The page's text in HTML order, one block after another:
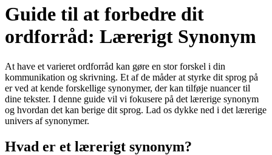
Guide til at forbedre dit
ordforråd: Lærerigt Synonym
At have et varieret ordforråd kan gøre en stor forskel i din
kommunikation og skrivning. Et af de måder at styrke dit sprog på
er ved at kende forskellige synonymer, der kan tilføje nuancer til
dine tekster. I denne guide vil vi fokusere på det lærerige synonym
og hvordan det kan berige dit sprog. Lad os dykke ned i det lærerige
univers af synonymer.
Hvad er et lærerigt synonym?